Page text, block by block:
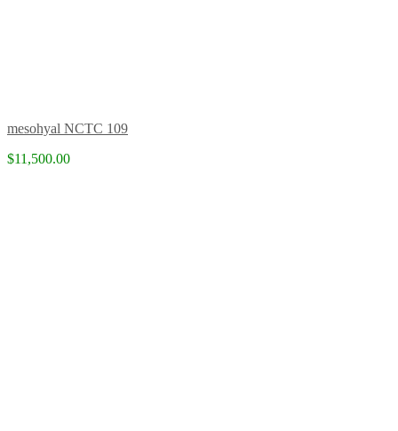
mesohyal NCTC 109
$11,500.00